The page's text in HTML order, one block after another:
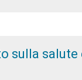
sulla salute